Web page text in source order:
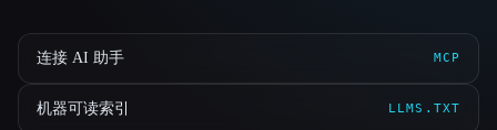
连接 AI 助手 MCP
机器可读索引 LLMS.TXT